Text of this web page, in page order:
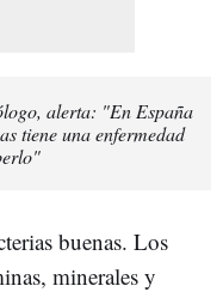
alerta: "En España
tiene una enfermedad
buenas. Los
minerales y